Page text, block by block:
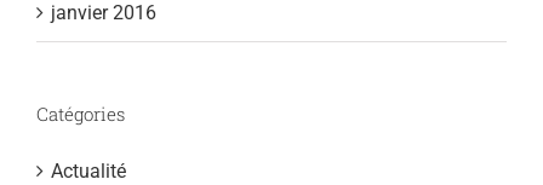
janvier 2016
Catégories
Actualité